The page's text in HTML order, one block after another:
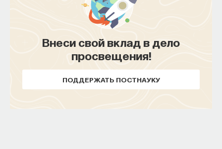
Внеси свой вклад в дело
просвещения!
ПОДДЕРЖАТЬ ПОСТНАУКУ